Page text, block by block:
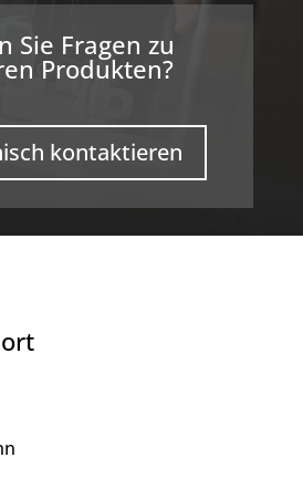
Sie Fragen zu
Produkten?
kontaktieren